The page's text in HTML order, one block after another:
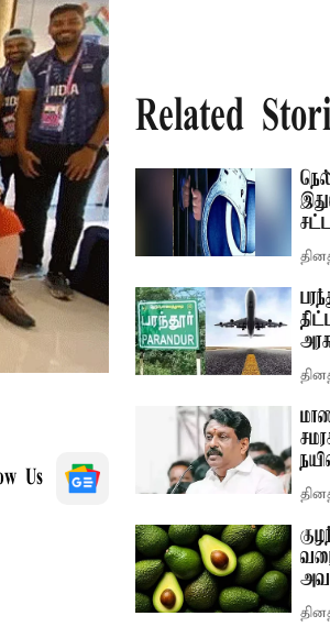
Us
Related